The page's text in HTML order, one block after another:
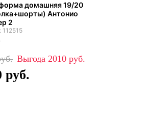
домашняя 19/20
Антонио
2
112515
2010